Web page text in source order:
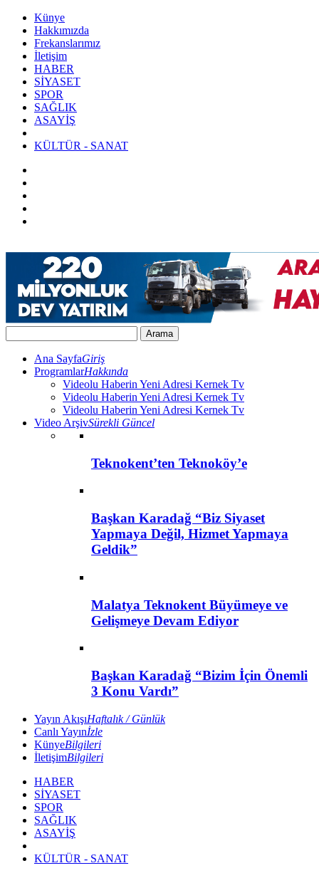
Künye
Hakkımızda
Frekanslarımız
İletişim
HABER
SİYASET
SPOR
SAĞLIK
ASAYİŞ
KÜLTÜR - SANAT
Ana SayfaGiriş
ProgramlarHakkında
Videolu Haberin Yeni Adresi Kernek Tv
Videolu Haberin Yeni Adresi Kernek Tv
Videolu Haberin Yeni Adresi Kernek Tv
Video ArşivSürekli Güncel
Teknokent’ten Teknoköy’e
Başkan Karadağ “Biz Siyaset
Yapmaya Değil, Hizmet Yapmaya
Geldik”
Malatya Teknokent Büyümeye ve
Gelişmeye Devam Ediyor
Başkan Karadağ “Bizim İçin Önemli
3 Konu Vardı”
Yayın AkışıHaftalık / Günlük
Canlı Yayınİzle
KünyeBilgileri
İletişimBilgileri
HABER
SİYASET
SPOR
SAĞLIK
ASAYİŞ
KÜLTÜR - SANAT